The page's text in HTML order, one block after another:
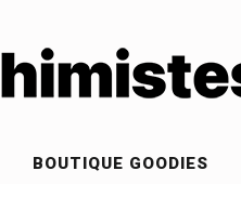
BOUTIQUE GOODIES